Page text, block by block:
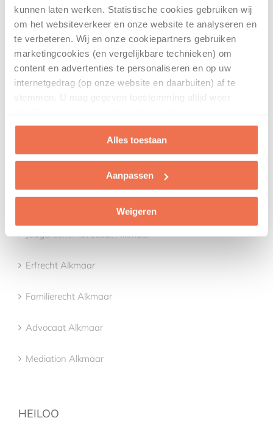
kunnen laten werken. Statistische cookies gebruiken wij
om het websiteverkeer en onze website te analyseren en
te verbeteren. Wij en onze cookiepartners gebruiken
marketingcookies (en vergelijkbare technieken) om
content en advertenties te personaliseren en op uw
internetgedrag (op onze website en daarbuiten) af te
stemmen. U mag gegeven toestemming altijd weer
uw keuze op onze website verwijzen wij u naar onze
Alles toestaan
Aanpassen
Weigeren
Mediation regio Langedijk
CASTRICUM
Mediation regio Castricum
ALKMAAR
Jeugdrecht Advocaat Alkmaar
Erfrecht Alkmaar
Familierecht Alkmaar
Advocaat Alkmaar
Mediation Alkmaar
HEILOO